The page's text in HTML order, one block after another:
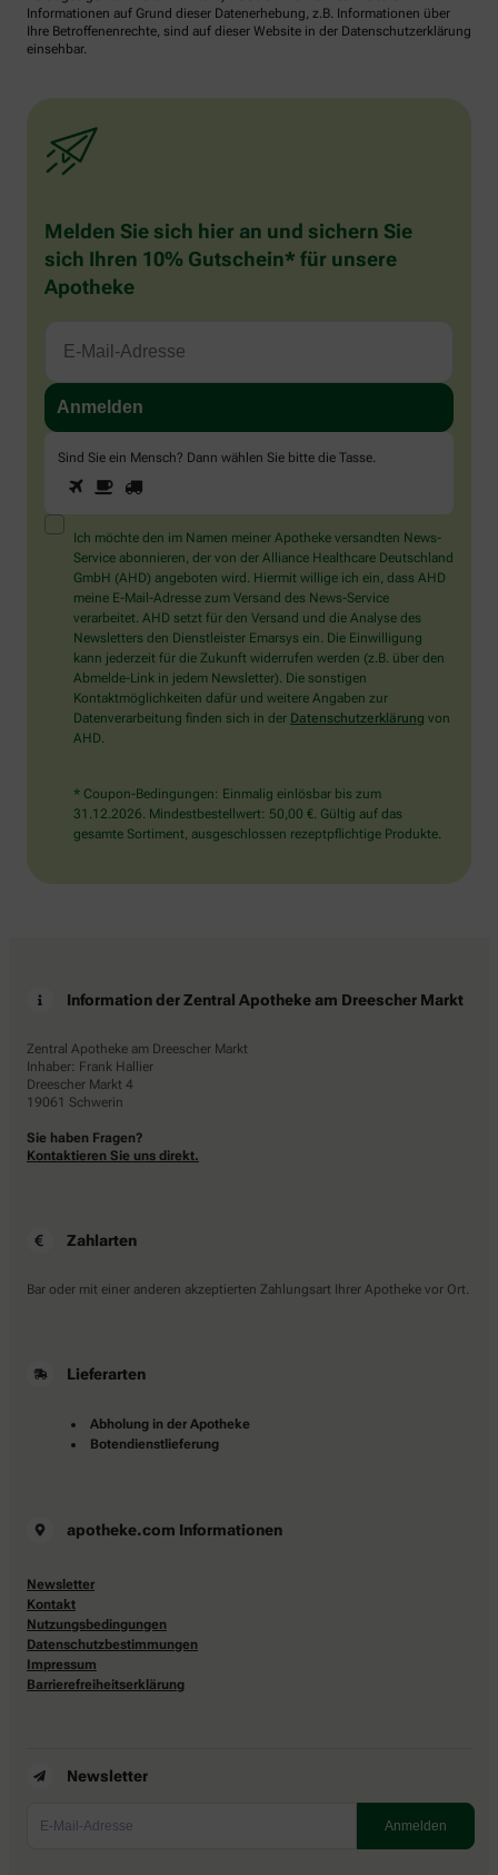
Informationen auf Grund dieser Datenerhebung, z.B. Informationen über
Ihre Betroffenenrechte, sind auf dieser Website in der Datenschutzerklärung
einsehbar.
Melden Sie sich hier an und sichern Sie
sich Ihren 10% Gutschein* für unsere
Apotheke
Sind Sie ein Mensch? Dann wählen Sie bitte die Tasse.
Sind
Sie
ein
Mensch?
Dann
wählen
Sie
bitte
die
Tasse.
1 2
Ich möchte den im Namen meiner Apotheke versandten News-
Service abonnieren, der von der Alliance Healthcare Deutschland
GmbH (AHD) angeboten wird. Hiermit willige ich ein, dass AHD
meine E-Mail-Adresse zum Versand des News-Service
verarbeitet. AHD setzt für den Versand und die Analyse des
Newsletters den Dienstleister Emarsys ein. Die Einwilligung
kann jederzeit für die Zukunft widerrufen werden (z.B. über den
Abmelde-Link in jedem Newsletter). Die sonstigen
Kontaktmöglichkeiten dafür und weitere Angaben zur
Datenverarbeitung finden sich in der Datenschutzerklärung von
AHD.
* Coupon-Bedingungen: Einmalig einlösbar bis zum
31.12.2026. Mindestbestellwert: 50,00 €. Gültig auf das
gesamte Sortiment, ausgeschlossen rezeptpflichtige Produkte.
Information der Zentral Apotheke am Dreescher Markt
Zentral Apotheke am Dreescher Markt
Inhaber: Frank Hallier
Dreescher Markt 4
19061 Schwerin
Sie haben Fragen?
Kontaktieren Sie uns direkt.
Zahlarten
Bar oder mit einer anderen akzeptierten Zahlungsart Ihrer Apotheke vor Ort.
Lieferarten
Abholung in der Apotheke
Botendienstlieferung
apotheke.com Informationen
Newsletter
Kontakt
Nutzungsbedingungen
Datenschutzbestimmungen
Impressum
Barrierefreiheitserklärung
Newsletter